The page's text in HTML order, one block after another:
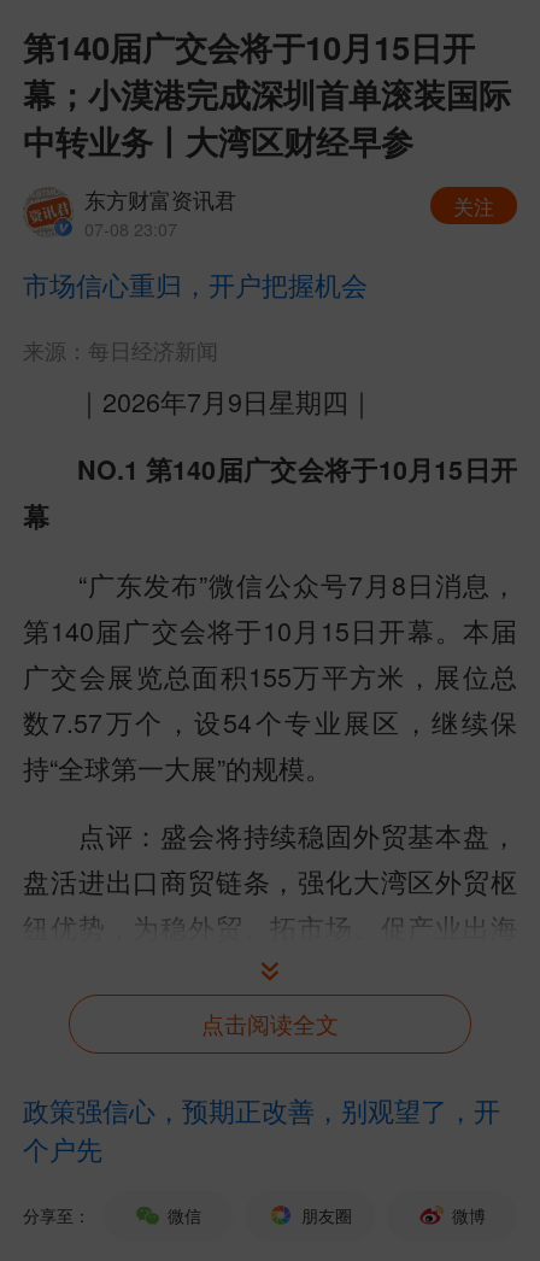
第140届广交会将于10月15日开
幕；小漠港完成深圳首单滚装国际
中转业务丨大湾区财经早参
东方财富资讯君
07-08 23:07
关注
市场信心重归，开户把握机会
来源：每日经济新闻
｜2026年7月9日星期四｜
NO.1第140届广交会将于10月15日开
幕
“广东发布”微信公众号7月8日消息，
第140届广交会将于10月15日开幕。本届
广交会展览总面积155万平方米，展位总
数7.57万个，设54个专业展区，继续保
持“全球第一大展”的规模。
点评：盛会将持续稳固外贸基本盘，
盘活进出口商贸链条，强化大湾区外贸枢
纽优势，为稳外贸、拓市场、促产业出海
NO.2
江门南洋船舶获3.5亿美元大单
“广东发布”微信公众号7月8日消息，
江门市南洋船舶工程有限公司近日再度斩
获海外批量新船订单，成功签约11艘超灵
点击阅读全文
政策强信心，预期正改善，别观望了，开
个户先
分享至： 微信 朋友圈 微博